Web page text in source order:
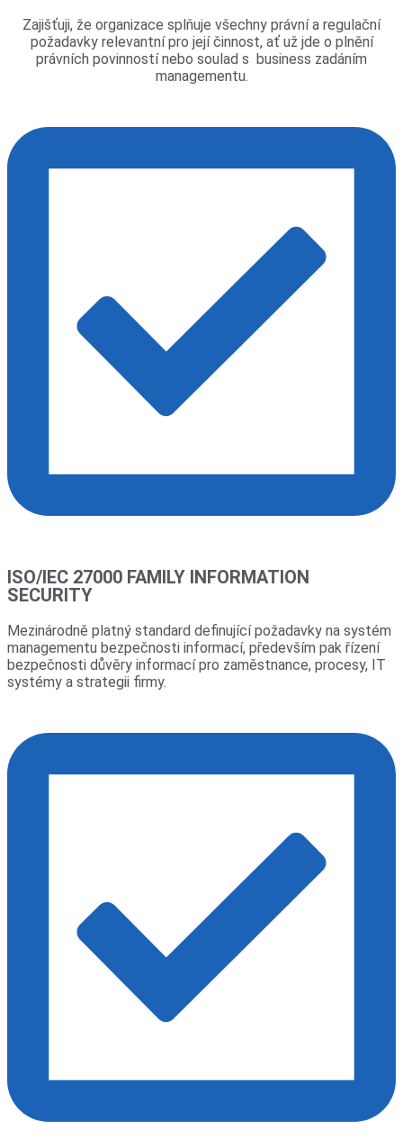
Zajišťuji, že organizace splňuje všechny právní a regulační
požadavky relevantní pro její činnost, ať už jde o plnění
právních povinností nebo soulad s business zadáním
managementu.
ISO/IEC 27000 FAMILY INFORMATION
SECURITY
Mezinárodně platný standard definující požadavky na systém
managementu bezpečnosti informací, především pak řízení
bezpečnosti důvěry informací pro zaměstnance, procesy, IT
systémy a strategii firmy.